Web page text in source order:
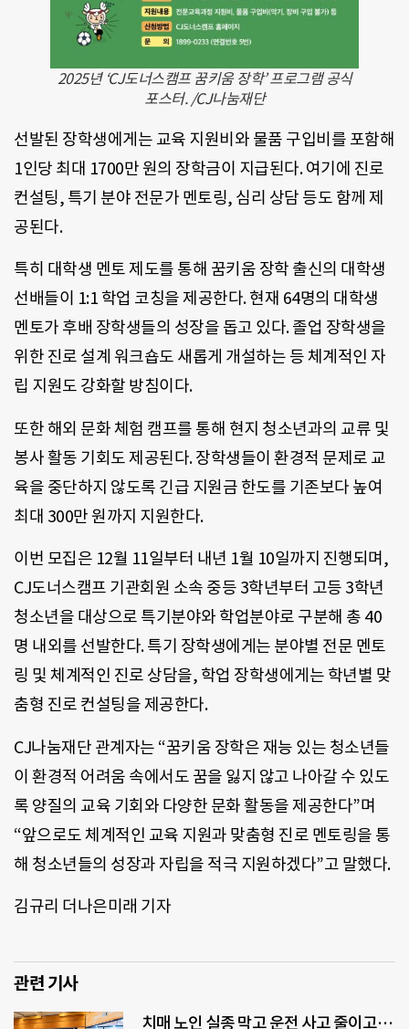
2025년 ‘CJ도너스캠프 꿈키움 장학’ 프로그램 공식
포스터. /CJ나눔재단
선발된 장학생에게는 교육 지원비와 물품 구입비를 포함해
1인당 최대 1700만 원의 장학금이 지급된다. 여기에 진로
컨설팅, 특기 분야 전문가 멘토링, 심리 상담 등도 함께 제
공된다.
특히 대학생 멘토 제도를 통해 꿈키움 장학 출신의 대학생
선배들이 1:1 학업 코칭을 제공한다. 현재 64명의 대학생
멘토가 후배 장학생들의 성장을 돕고 있다. 졸업 장학생을
위한 진로 설계 워크숍도 새롭게 개설하는 등 체계적인 자
립 지원도 강화할 방침이다.
또한 해외 문화 체험 캠프를 통해 현지 청소년과의 교류 및
봉사 활동 기회도 제공된다. 장학생들이 환경적 문제로 교
육을 중단하지 않도록 긴급 지원금 한도를 기존보다 높여
최대 300만 원까지 지원한다.
이번 모집은 12월 11일부터 내년 1월 10일까지 진행되며,
CJ도너스캠프 기관회원 소속 중등 3학년부터 고등 3학년
청소년을 대상으로 특기분야와 학업분야로 구분해 총 40
명 내외를 선발한다. 특기 장학생에게는 분야별 전문 멘토
링 및 체계적인 진로 상담을, 학업 장학생에게는 학년별 맞
춤형 진로 컨설팅을 제공한다.
CJ나눔재단 관계자는 “꿈키움 장학은 재능 있는 청소년들
이 환경적 어려움 속에서도 꿈을 잃지 않고 나아갈 수 있도
록 양질의 교육 기회와 다양한 문화 활동을 제공한다”며
“앞으로도 체계적인 교육 지원과 맞춤형 진로 멘토링을 통
해 청소년들의 성장과 자립을 적극 지원하겠다”고 말했다.
김규리 더나은미래 기자
관련 기사
치매 노인 실종 막고 운전 사고 줄이고…